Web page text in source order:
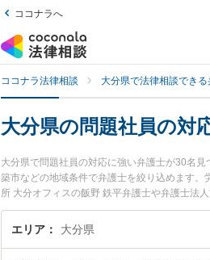
ココナラへ
ココナラ法律相談 大分県で法律相談できる
大分県の問題社員の対
大分県で問題社員の対応に強い弁護士が30名
築市などの地域条件で弁護士を絞り込めます
所 大分オフィスの飯野 鉄平弁護士や弁護士法
が注目されています。『大分県で土日や夜間
検索したい』『初回相談無料で問題社員の対
エリア 大分県